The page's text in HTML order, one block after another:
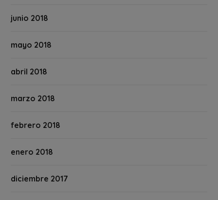
junio 2018
mayo 2018
abril 2018
marzo 2018
febrero 2018
enero 2018
diciembre 2017